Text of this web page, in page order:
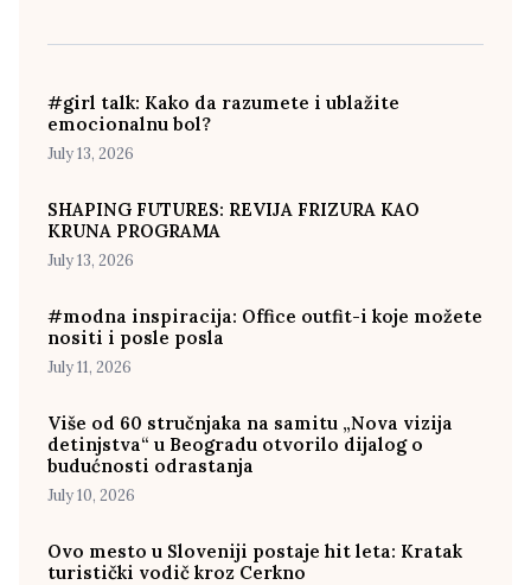
#girl talk: Kako da razumete i ublažite
emocionalnu bol?
July 13, 2026
SHAPING FUTURES: REVIJA FRIZURA KAO
KRUNA PROGRAMA
July 13, 2026
#modna inspiracija: Office outfit-i koje možete
nositi i posle posla
July 11, 2026
Više od 60 stručnjaka na samitu „Nova vizija
detinjstva“ u Beogradu otvorilo dijalog o
budućnosti odrastanja
July 10, 2026
Ovo mesto u Sloveniji postaje hit leta: Kratak
turistički vodič kroz Cerkno